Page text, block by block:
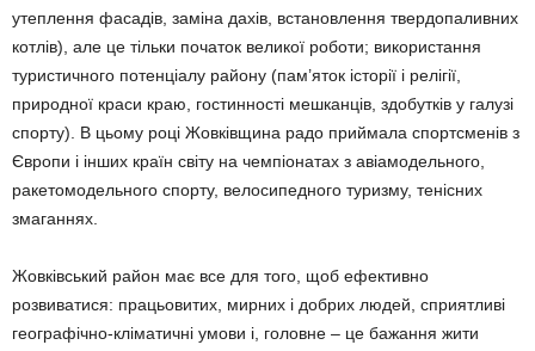
утеплення фасадів, заміна дахів, встановлення твердопаливних
котлів), але це тільки початок великої роботи; використання
туристичного потенціалу району (пам’яток історії і релігії,
природної краси краю, гостинності мешканців, здобутків у галузі
спорту). В цьому році Жовківщина радо приймала спортсменів з
Європи і інших країн світу на чемпіонатах з авіамодельного,
ракетомодельного спорту, велосипедного туризму, тенісних
змаганнях.
Жовківський район має все для того, щоб ефективно
розвиватися: працьовитих, мирних і добрих людей, сприятливі
географічно-кліматичні умови і, головне – це бажання жити